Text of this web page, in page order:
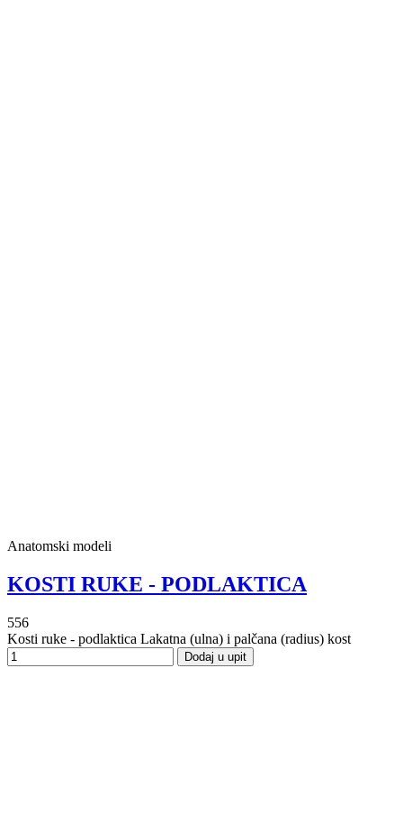
Anatomski modeli
KOSTI RUKE - PODLAKTICA
556
Kosti ruke - podlaktica Lakatna (ulna) i palčana (radius) kost
Dodaj u upit